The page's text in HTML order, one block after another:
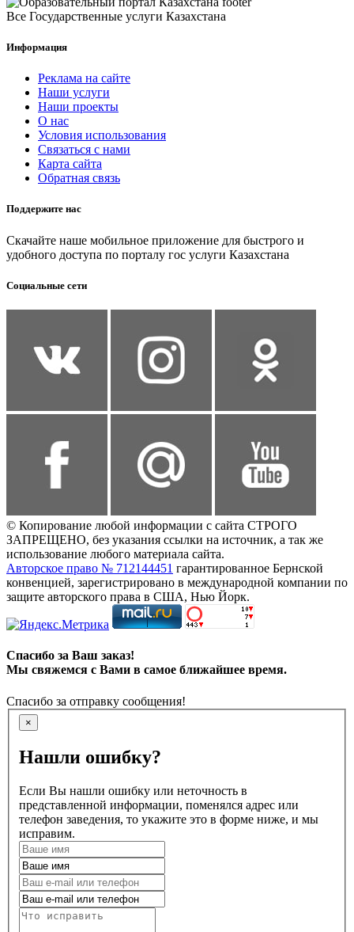
Все Государственные услуги Казахстана
Информация
Реклама на сайте
Наши услуги
Наши проекты
О нас
Условия использования
Связаться с нами
Карта сайта
Обратная связь
Поддержите нас
Скачайте наше мобильное приложение для быстрого и
удобного доступа по порталу гос услуги Казахстана
Социальные сети
© Копирование любой информации с сайта СТРОГО
ЗАПРЕЩЕНО, без указания ссылки на источник, а так же
использование любого материала сайта.
Авторское право № 712144451 гарантированное Бернской
конвенцией, зарегистрировано в международной компании по
защите авторского права в США, Нью Йорк.
Спасибо за Ваш заказ!
Мы свяжемся с Вами в самое ближайшее время.
Спасибо за отправку сообщения!
×
Нашли ошибку?
Если Вы нашли ошибку или неточность в
представленной информации, поменялся адрес или
телефон заведения, то укажите это в форме ниже, и мы
исправим.